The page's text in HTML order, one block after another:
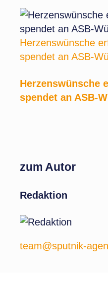
Herzenswünsche
spendet an ASB-
Herzenswünsche
spendet an ASB-
zum Autor
Redaktion
team@sputnik-